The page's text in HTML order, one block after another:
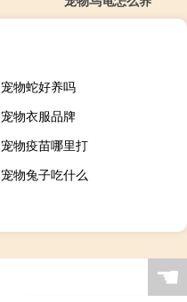
宠物蛇好养吗
宠物衣服品牌
宠物疫苗哪里打
宠物兔子吃什么
☚